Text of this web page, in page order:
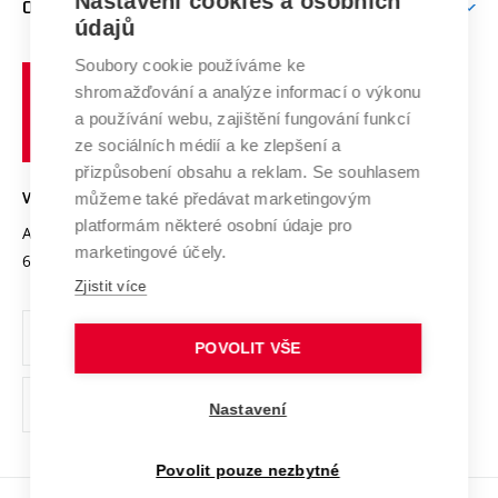
E-přihláška
Doktorské studium
Podpora podnikání
Systém zajišťování kvality výzkumu
Výzkumné infrastruktury
Transfer znalostí
Open Science
Projekty
Projekty ze strukturálních fondů
Specifický výzkum
Zahraniční spolupráce
Spolupráce se školami
Služby univerzity
Mezinárodní dohody
Univerzitní sítě
O UNIVERZITĚ
Profil univerzity
Udržitelná univerzita
Podnikavá univerzita / ContriBUTe
Bezpečná univerzita
Vyznamenání
Organizační struktura
Ochrana osobních údajů
odkaz)
učení
technické
VYSOKÉ UČENÍ TECHNICKÉ V BRNĚ
Antonínská 548/1
602 00 Brno
www.vut.cz
vut@vutbr.cz
údajů
Soubory cookie používáme ke
shromažďování a analýze informací o výkonu
a používání webu, zajištění fungování funkcí
ze sociálních médií a ke zlepšení a
přizpůsobení obsahu a reklam. Se souhlasem
můžeme také předávat marketingovým
platformám některé osobní údaje pro
marketingové účely.
Zjistit více
POVOLIT VŠE
Nastavení
Povolit pouze nezbytné